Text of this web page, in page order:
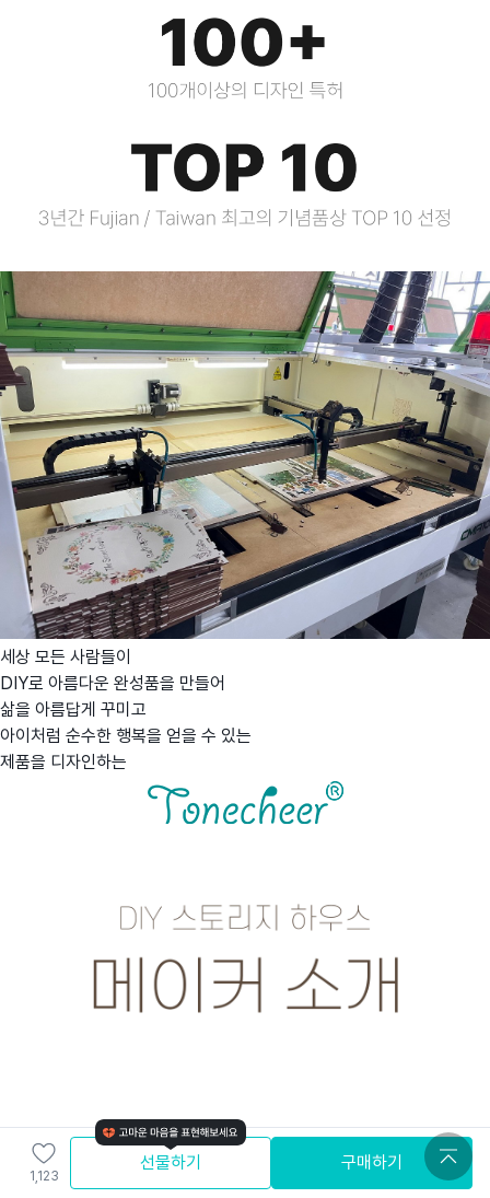
세상 모든 사람들이
DIY로 아름다운 완성품을 만들어
삶을 아름답게 꾸미고
아이처럼 순수한 행복을 얻을 수 있는
제품을 디자인하는
1,123
선물하기 구매하기